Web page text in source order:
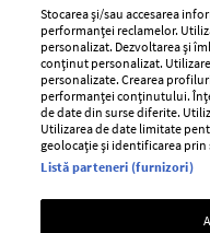
rezidența în Las Vegas. Cu ce
probleme de sănătate se
confruntă artista
Stocarea și/sau accesarea
performanței reclamelor.
personalizat. Dezvoltarea și
conținut personalizat.
personalizate. Crearea
performanței conținutului.
de date din surse diferite.
Utilizarea de date limitate
geolocație și identificarea
Listă parteneri (furnizori)